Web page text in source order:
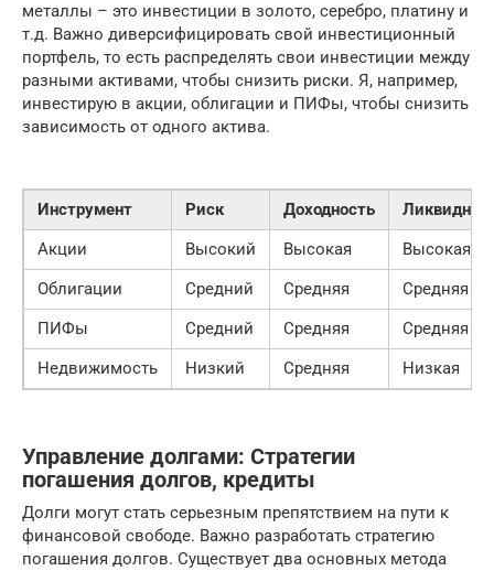
металлы – это инвестиции в золото, серебро, платину и
т.д. Важно диверсифицировать свой инвестиционный
портфель, то есть распределять свои инвестиции между
разными активами, чтобы снизить риски. Я, например,
инвестирую в акции, облигации и ПИФы, чтобы снизить
зависимость от одного актива.
Инструмент Риск Доходность
Акции
Высокий Высокая
Высокая
Облигации
Средний Средняя
Средняя
ПИФы
Средний Средняя
Средняя
Недвижимость
Низкий Средняя Низкая
Управление долгами: Стратегии
погашения долгов, кредиты
Долги могут стать серьезным препятствием на пути к
финансовой свободе. Важно разработать стратегию
погашения долгов. Существует два основных метода